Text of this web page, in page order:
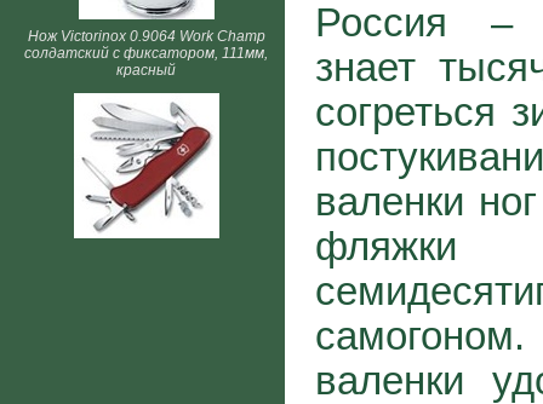
Нож Victorinox 0.9064 Work Champ
солдатский с фиксатором, 111мм,
красный
Россия –
знает
согреться
валенки
фляжки
валенки